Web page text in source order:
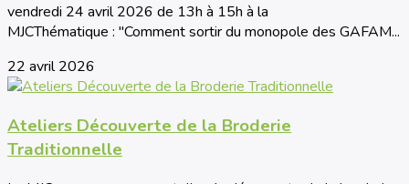
vendredi 24 avril 2026 de 13h à 15h à la
MJCThématique : "Comment sortir du monopole des GAFAM...
22 avril 2026
Ateliers Découverte de la Broderie
Traditionnelle